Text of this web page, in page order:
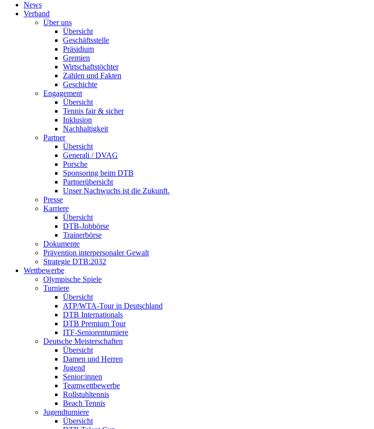
News
Verband
Über uns
Übersicht
Geschäftsstelle
Präsidium
Gremien
Wirtschaftstöchter
Zahlen und Fakten
Geschichte
Engagement
Übersicht
Tennis fair & sicher
Inklusion
Nachhaltigkeit
Partner
Übersicht
Generali / DVAG
Porsche
Sponsoring beim DTB
Partnerübersicht
Unser Nachwuchs ist die Zukunft.
Presse
Karriere
Übersicht
DTB-Jobbörse
Trainerbörse
Dokumente
Prävention interpersonaler Gewalt
Strategie DTB:2032
Wettbewerbe
Olympische Spiele
Turniere
Übersicht
ATP/WTA-Tour in Deutschland
DTB Internationals
DTB Premium Tour
ITF-Seniorenturniere
Deutsche Meisterschaften
Übersicht
Damen und Herren
Jugend
Senior:innen
Teamwettbewerbe
Rollstuhltennis
Beach Tennis
Jugendturniere
Übersicht